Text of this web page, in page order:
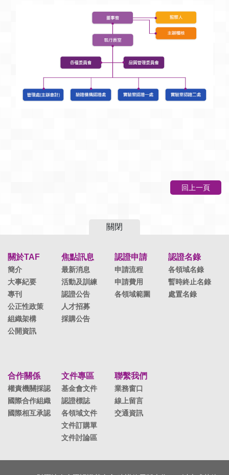
回上一頁
關閉
關於TAF
簡介
大事紀要
專刊
公正性政策
組織架構
公開資訊
焦點訊息
最新消息
活動及訓練
認證公告
人才招募
採購公告
認證申請
申請流程
申請費用
各領域範圍
認證名錄
各領域名錄
暫時終止名錄
處置名錄
合作關係
權責機關採認
國際合作組織
國際相互承認
文件專區
基金會文件
認證標誌
各領域文件
文件訂購單
文件討論區
聯繫我們
業務窗口
線上留言
交通資訊